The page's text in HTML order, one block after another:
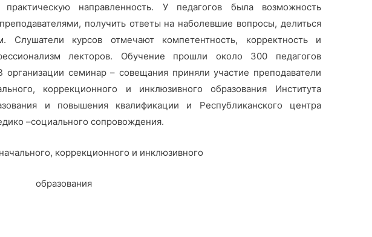
направленность. У педагогов была возможность
получить ответы на наболевшие вопросы, делиться
Слушатели курсов отмечают компетентность, корректность и
лекторов. Обучение прошли около 300 педагогов
семинар – совещания приняли участие преподаватели
коррекционного и инклюзивного образования Института
и повышения квалификации и Республиканского центра
–социального сопровождения.
коррекционного и инклюзивного